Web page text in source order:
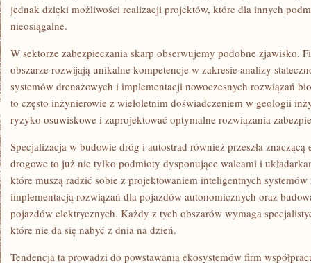
jednak dzięki możliwości realizacji projektów, które dla innych
nieosiągalne.
W sektorze zabezpieczania skarp obserwujemy podobne zjawisko.
obszarze rozwijają unikalne kompetencje w zakresie analizy
systemów drenażowych i implementacji nowoczesnych rozwiązań
to często inżynierowie z wieloletnim doświadczeniem w geologii
ryzyko osuwiskowe i zaprojektować optymalne rozwiązania
Specjalizacja w budowie dróg i autostrad również przeszła znaczącą
drogowe to już nie tylko podmioty dysponujące walcami i
które muszą radzić sobie z projektowaniem inteligentnych systemów
implementacją rozwiązań dla pojazdów autonomicznych oraz
pojazdów elektrycznych. Każdy z tych obszarów wymaga
które nie da się nabyć z dnia na dzień.
Tendencja ta prowadzi do powstawania ekosystemów firm